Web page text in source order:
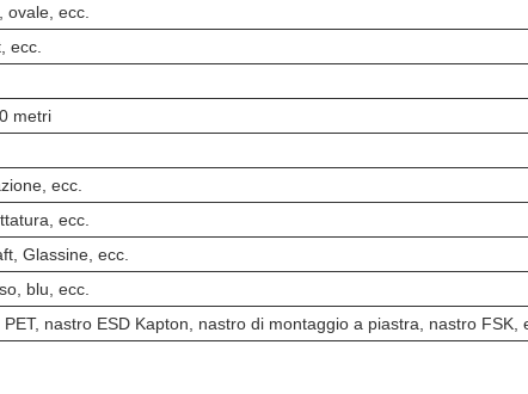
ovale, ecc.
ecc.
metri
ecc.
ecc.
Glassine, ecc.
blu, ecc.
nastro ESD Kapton, nastro di montaggio a piastra, nastro FSK,